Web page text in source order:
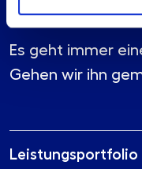
Es geht immer
Gehen wir ihn
Leistungsportfolio